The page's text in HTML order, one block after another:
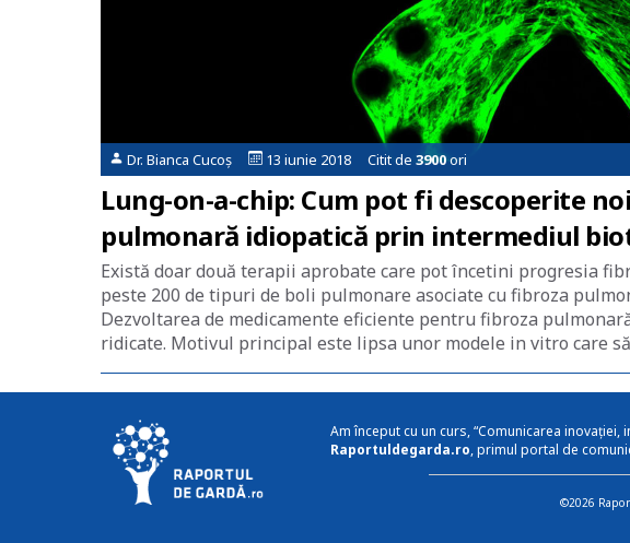
Dr. Bianca Cucoș 13 iunie 2018 Citit de 3900ori
Lung-on-a-chip: Cum pot fi descoperite
pulmonară idiopatică prin intermediul
Există doar două terapii aprobate care pot încetini progresia
peste 200 de tipuri de boli pulmonare asociate cu fibroza
Dezvoltarea de medicamente eficiente pentru fibroza
ridicate. Motivul principal este lipsa unor modele in vitro care
Am început cu un curs, “Comunicarea inovației,
Raportuldegarda.ro, primul portal de
©2026